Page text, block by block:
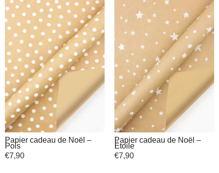
Papier cadeau de Noël –
Pois
€7,90
Papier cadeau de Noël –
Étoile
€7,90